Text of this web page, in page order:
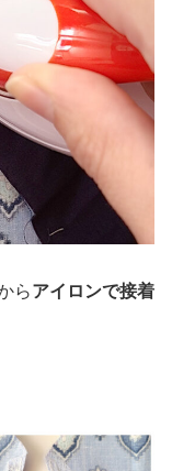
らアイロンで接着